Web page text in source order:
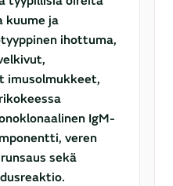
kuume ja
ihottuma,
imusolmukkeet,
IgM-
veren
sekä